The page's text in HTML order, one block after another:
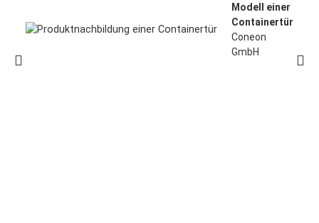
Modell einer
Containertür
Coneon
GmbH